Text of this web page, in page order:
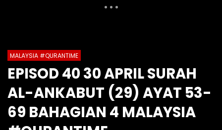
0 Comments
52:02
EPISOD 66 26 MEI MALAYSIA
#QURANTIME EDISI KHAS
ADMIN MY #QURANTIME
6 YEARS AGO - LUD:6 YEARS AGO
EPISOD 65 25 MEI
#QURANTIME EDISI
ADMIN MY
MALAYSIA​ #QURANTIME
EPISOD 40 30 APRIL SURAH
AL-ANKABUT (29) AYAT 53-
69 BAHAGIAN 4 MALAYSIA